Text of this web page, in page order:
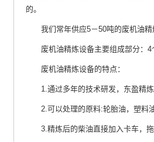
的。
我们常年供应5－50吨的废机油精
废机油精炼设备主要组成部分：4
废机油精炼设备的特点：
1.通过多年的技术研发，东盈精炼
2.可以处理的原料:轮胎油，塑料油
3.精炼后的柴油直接加入卡车，拖